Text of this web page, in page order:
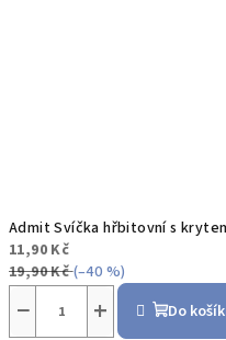
Admit Svíčka hřbitovní s
11,90 Kč
19,90 Kč(–40 %)
+
− Do